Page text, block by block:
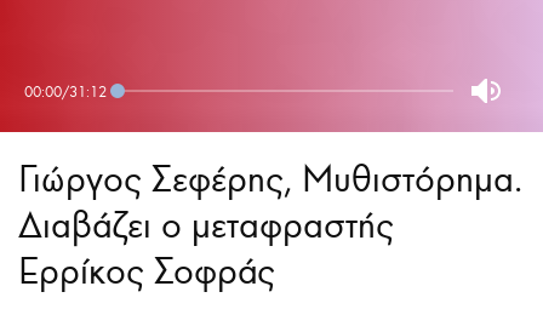
Γιώργος Σεφέρης, Μυθιστόρημα.
Διαβάζει ο μεταφραστής
Ερρίκος Σοφράς
00:00/31:12